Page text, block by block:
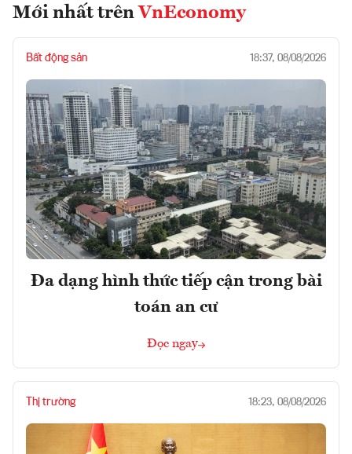
Mới nhất trên VnEconomy
Bất động sản 18:37, 08/08/2026
Đa dạng hình thức tiếp cận trong bài
toán an cư
Đọc ngay
Thị trường 18:23, 08/08/2026